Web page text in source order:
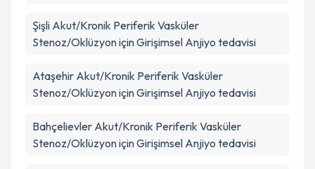
Şişli Akut/Kronik Periferik Vasküler
Stenoz/Oklüzyon için Girişimsel Anjiyo tedavisi
Ataşehir Akut/Kronik Periferik Vasküler
Stenoz/Oklüzyon için Girişimsel Anjiyo tedavisi
Bahçelievler Akut/Kronik Periferik Vasküler
Stenoz/Oklüzyon için Girişimsel Anjiyo tedavisi